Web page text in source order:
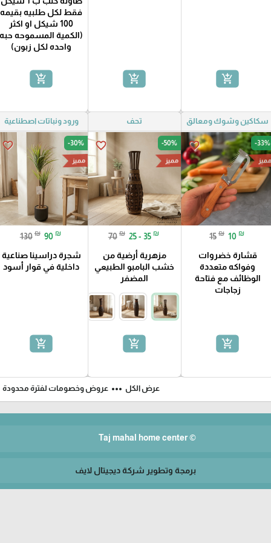
add_shopping_cart
add_shopping_cart
فقط لكل طلبيه بقيمه
100 شيكل او اكثر
(الكمية المسموحه حبه
واحده لكل زبون)
add_shopping_cart
سكاكين وشوك ومعالق
favorite_border -33%
مميز
15 ₪ 10 ₪
قشارة خضروات
وفواكه متعددة
الوظائف مع فتاحة
زجاجات
add_shopping_cart
تحف
favorite_border -50%
مميز
70 ₪ 25 - 35 ₪
مزهرية أرضية من
خشب البامبو الطبيعي
المضفر
add_shopping_cart
ورود ونباتات اصطناعية
favorite_border -30%
مميز
130 ₪ 90 ₪
شجرة دراسينا صناعية
داخلية في قوار أسود
add_shopping_cart
عرض الكل more_horiz عروض وخصومات لفترة محدودة
© Taj mahal home center
برمجة وتطوير شركة ديجيتال لايف